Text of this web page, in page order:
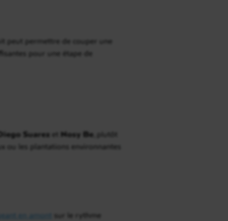
peut permettre de couper une
pour une étape de
Suarez et Nosy Be , plutôt
ou les plantations environnantes
en amont
sur le rythme